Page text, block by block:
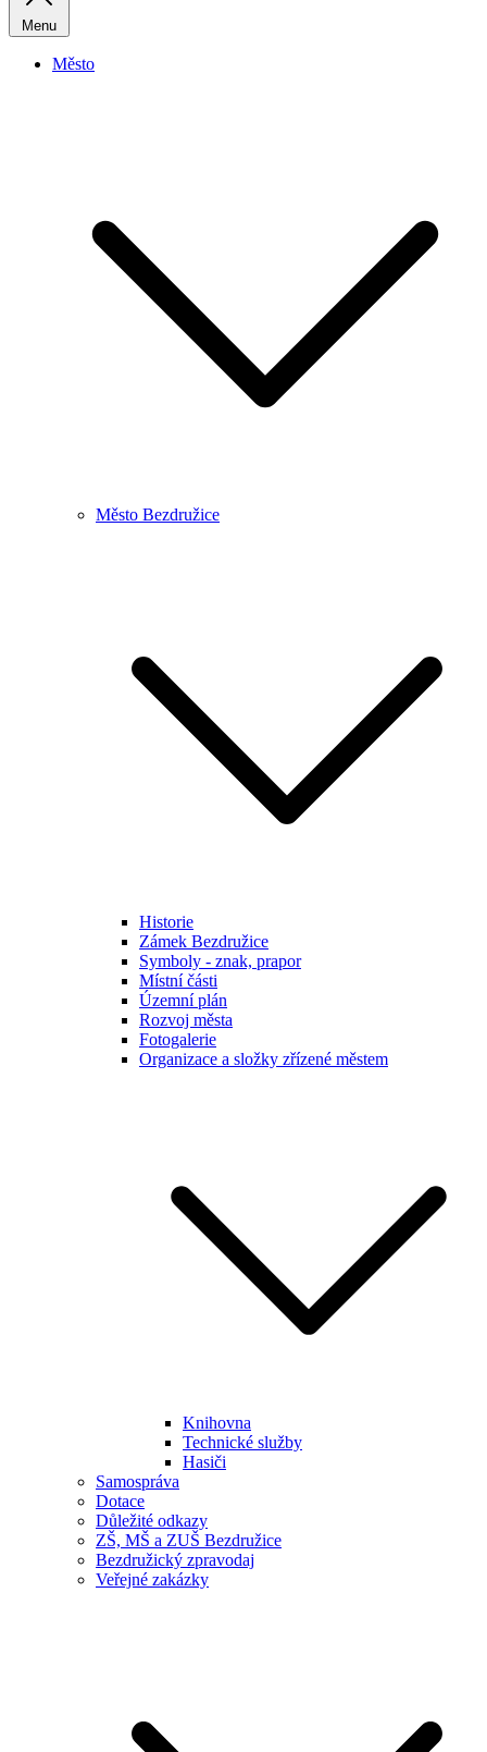
Menu
Město
Město Bezdružice
Historie
Zámek Bezdružice
Symboly - znak, prapor
Místní části
Územní plán
Rozvoj města
Fotogalerie
Organizace a složky zřízené městem
Knihovna
Technické služby
Hasiči
Samospráva
Dotace
Důležité odkazy
ZŠ, MŠ a ZUŠ Bezdružice
Bezdružický zpravodaj
Veřejné zakázky